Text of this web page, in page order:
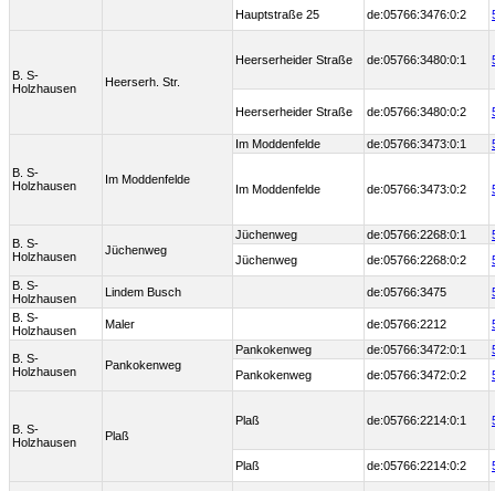
Hauptstraße 25 de:05766:3476:0:2
B. S-
Holzhausen
Heerserh. Str.
Heerserheider Straße de:05766:3480:0:1
Heerserheider Straße de:05766:3480:0:2
B. S-
Holzhausen
Im Moddenfelde
Im Moddenfelde de:05766:3473:0:1
Im Moddenfelde de:05766:3473:0:2
B. S-
Holzhausen
Jüchenweg
Jüchenweg de:05766:2268:0:1
Jüchenweg
de:05766:2268:0:2
B. S-
Holzhausen
Lindem Busch de:05766:3475
B. S-
Holzhausen
Maler de:05766:2212
B. S-
Holzhausen
Pankokenweg
Pankokenweg de:05766:3472:0:1
Pankokenweg
de:05766:3472:0:2
B. S-
Holzhausen
Plaß
Plaß de:05766:2214:0:1
Plaß de:05766:2214:0:2